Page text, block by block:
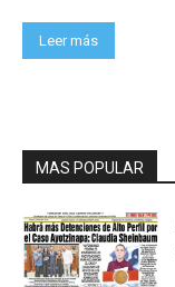
Leer más
MAS POPULAR